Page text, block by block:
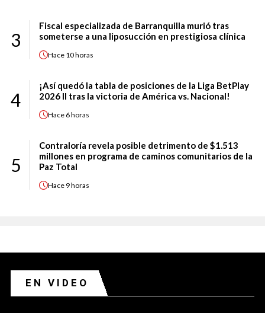
3
Fiscal especializada de Barranquilla murió tras
someterse a una liposucción en prestigiosa clínica
Hace 10 horas
4
¡Así quedó la tabla de posiciones de la Liga BetPlay
2026 II tras la victoria de América vs. Nacional!
Hace 6 horas
5
Contraloría revela posible detrimento de $1.513
millones en programa de caminos comunitarios de la
Paz Total
Hace 9 horas
EN VIDEO